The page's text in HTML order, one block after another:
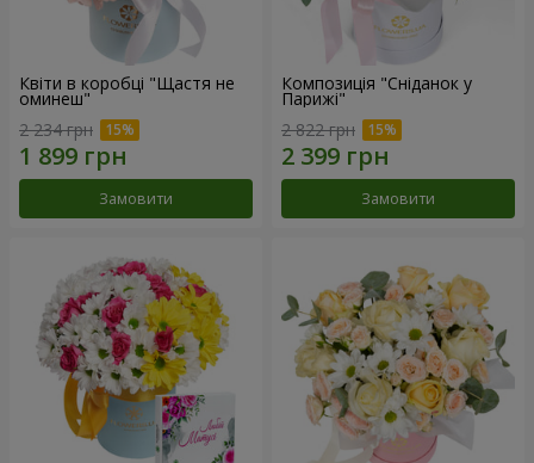
Квіти в коробці "Щастя не
оминеш"
2 234 грн
Замовити
Композиція "Сніданок у
Парижі"
2 822 грн
Замовити